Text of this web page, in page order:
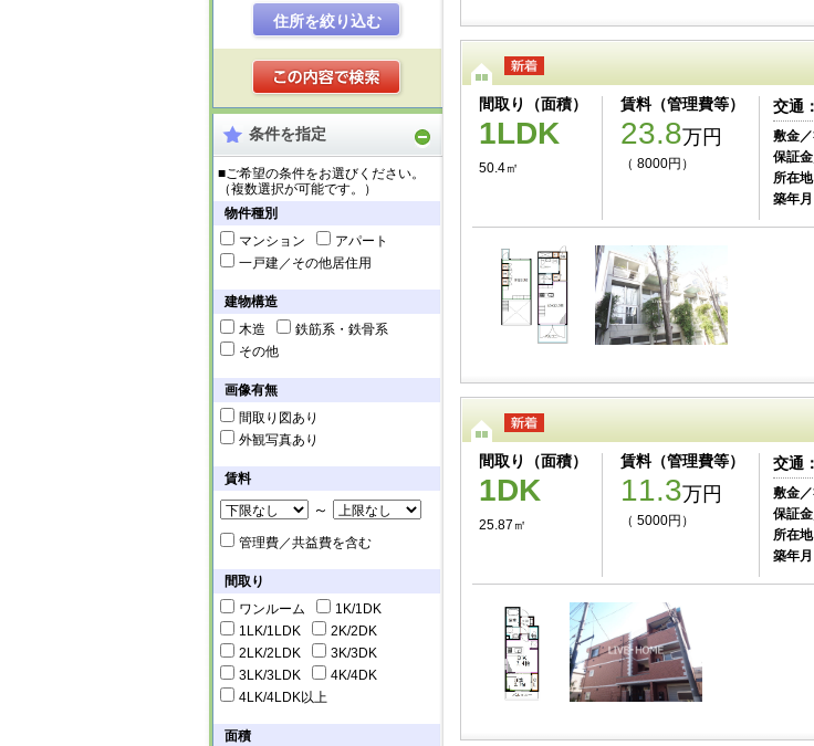
住所を絞り込む
条件を指定
■ご希望の条件をお選びください。
（複数選択が可能です。）
物件種別
マンション
アパート
一戸建／その他居住用
建物構造
木造
鉄筋系・鉄骨系
その他
画像有無
間取り図あり
外観写真あり
賃料
～
管理費／共益費を含む
間取り
ワンルーム
1K/1DK
1LK/1LDK
2K/2DK
2LK/2LDK
3K/3DK
3LK/3LDK
4K/4DK
4LK/4LDK以上
面積
間取り（面積）
1LDK
50.4㎡
賃料（管理費等）
23.8万円
（ 8000円）
交通：
敷金／
保証
所在地
築年月
間取り（面積）
1DK
25.87㎡
賃料（管理費等）
11.3万円
（ 5000円）
交通：
敷金／
保証
所在地
築年月